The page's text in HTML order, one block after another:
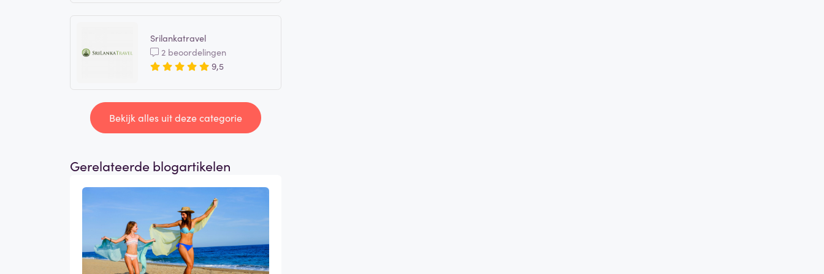
Srilankatravel
2 beoordelingen
9,5
Bekijk alles uit deze categorie
Gerelateerde blogartikelen